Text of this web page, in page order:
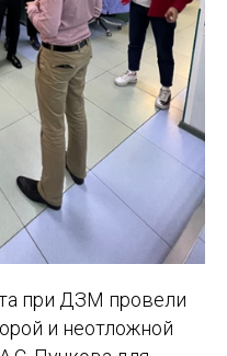
при ДЗМ провели
и неотложной